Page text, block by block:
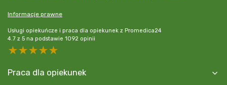
Informacje prawne
Usługi opiekuńcze i praca dla opiekunek z Promedica24
4.7 z 5 na podstawie 1092 opinii
5 stars
4 stars
3 stars
2 stars
Praca dla opiekunek